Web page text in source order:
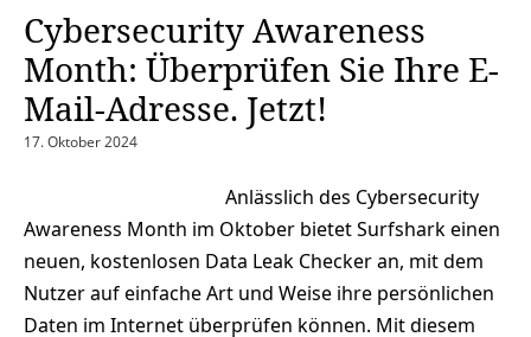
Cybersecurity Awareness
Month: Überprüfen Sie Ihre E-
Mail-Adresse. Jetzt!
17. Oktober 2024
Anlässlich des Cybersecurity
Awareness Month im Oktober bietet Surfshark einen
neuen, kostenlosen Data Leak Checker an, mit dem
Nutzer auf einfache Art und Weise ihre persönlichen
Daten im Internet überprüfen können. Mit diesem